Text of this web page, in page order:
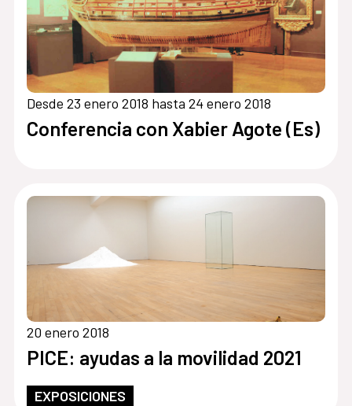
Desde 23 enero 2018 hasta 24 enero 2018
Conferencia con Xabier Agote (Es)
20 enero 2018
PICE: ayudas a la movilidad 2021
EXPOSICIONES